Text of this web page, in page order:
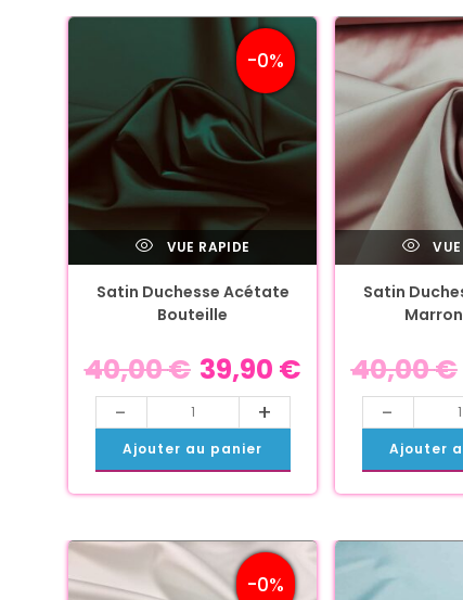
-0%
VUE RAPIDE
Satin Duchesse Acétate
Bouteille
40,00€ 39,90 €
- +
Ajouter au panier
Satin
40,00€
-
Ajouter
-0%